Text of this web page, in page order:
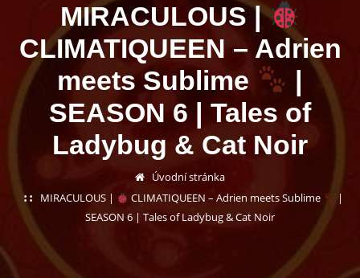
MIRACULOUS |
CLIMATIQUEEN – Adrien
meets Sublime
|
SEASON 6 | Tales of
Ladybug & Cat Noir
Úvodní stránka
MIRACULOUS |
CLIMATIQUEEN – Adrien meets Sublime
|
SEASON 6 | Tales of Ladybug & Cat Noir